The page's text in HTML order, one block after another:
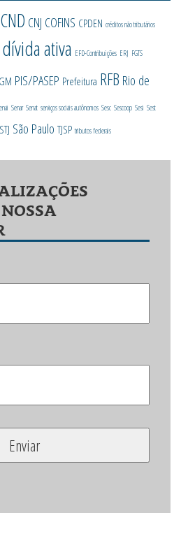
CND CNJ COFINS CPDEN créditos não tributários
dívida ativa EFD-Contribuições ERJ FGTS
PIS/PASEP Prefeitura RFB Rio de
Senar Senat serviços sociais autônomos Sesc Sescoop Sesi Sest
STJ São Paulo TJSP tributos federais